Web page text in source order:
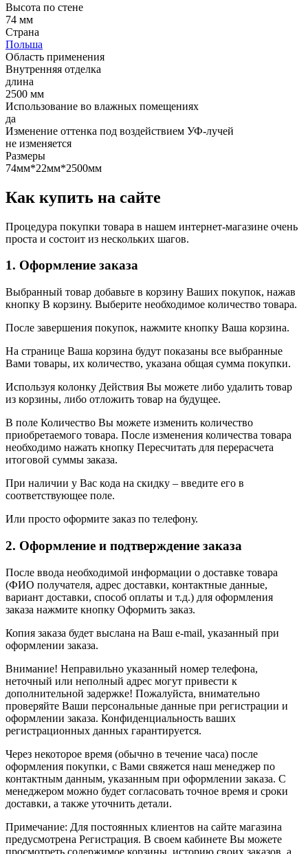
Высота по стене
74 мм
Страна
Польша
Область применения
Внутренняя отделка
длина
2500 мм
Использование во влажных помещениях
да
Изменение оттенка под воздействием УФ-лучей
не изменяется
Размеры
74мм*22мм*2500мм
Как купить на сайте
Процедура покупки товара в нашем интернет-магазине очень
проста и состоит из нескольких шагов.
1. Оформление заказа
Выбранный товар добавьте в корзину Ваших покупок, нажав
кнопку В корзину. Выберите необходимое количество товара.
После завершения покупок, нажмите кнопку Ваша корзина.
На странице Ваша корзина будут показаны все выбранные
Вами товары, их количество, указана общая сумма покупки.
Используя колонку Действия Вы можете либо удалить товар
из корзины, либо отложить товар на будущее.
В поле Количество Вы можете изменить количество
приобретаемого товара. После изменения количества товара
необходимо нажать кнопку Пересчитать для перерасчета
итоговой суммы заказа.
При наличии у Вас кода на скидку – введите его в
соответствующее поле.
Или просто оформите заказ по телефону.
2. Оформление и подтверждение заказа
После ввода необходимой информации о доставке товара
(ФИО получателя, адрес доставки, контактные данные,
вариант доставки, способ оплаты и т.д.) для оформления
заказа нажмите кнопку Оформить заказ.
Копия заказа будет выслана на Ваш e-mail, указанный при
оформлении заказа.
Внимание! Неправильно указанный номер телефона,
неточный или неполный адрес могут привести к
дополнительной задержке! Пожалуйста, внимательно
проверяйте Ваши персональные данные при регистрации и
оформлении заказа. Конфиденциальность ваших
регистрационных данных гарантируется.
Через некоторое время (обычно в течение часа) после
оформления покупки, с Вами свяжется наш менеджер по
контактным данным, указанным при оформлении заказа. С
менеджером можно будет согласовать точное время и сроки
доставки, а также уточнить детали.
Примечание: Для постоянных клиентов на сайте магазина
предусмотрена Регистрация. В своем кабинете Вы можете
просмотреть содержимое корзины, историю своих заказов, а